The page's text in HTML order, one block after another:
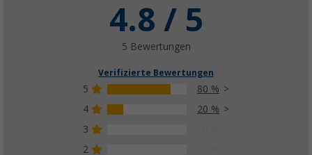
4.8 / 5
5 Bewertungen
Verifizierte Bewertungen
5
80 %
4
20 %
3
2